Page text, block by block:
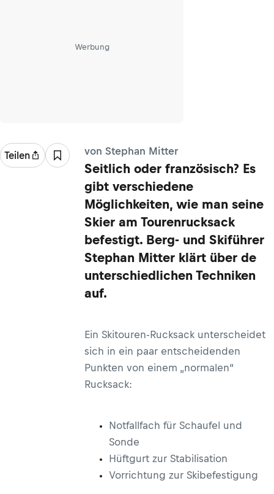
Werbung
Teilen von Stephan Mitter
Seitlich oder französisch? Es
gibt verschiedene
Möglichkeiten, wie man seine
Skier am Tourenrucksack
befestigt. Berg- und Skiführer
Stephan Mitter klärt über de
unterschiedlichen Techniken
auf.
Ein Skitouren-Rucksack unterscheidet
sich in ein paar entscheidenden
Punkten von einem „normalen“
Rucksack:
Notfallfach für Schaufel und
Sonde
Hüftgurt zur Stabilisation
Vorrichtung zur Skibefestigung